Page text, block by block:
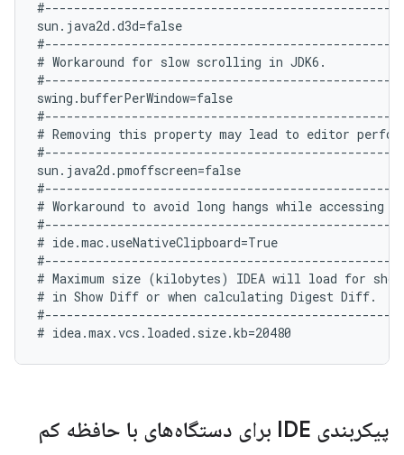
sun.java2d.d3d=false
# Workaround for slow scrolling in JDK6.
swing.bufferPerWindow=false
# Removing this property may lead to editor
sun.java2d.pmoffscreen=false
# Workaround to avoid long hangs while accessing
# ide.mac.useNativeClipboard=True
# Maximum size (kilobytes) IDEA will load for
# in Show Diff or when calculating Digest Diff.
پیکربندی IDE برای دستگاه‌های با حافظه کم